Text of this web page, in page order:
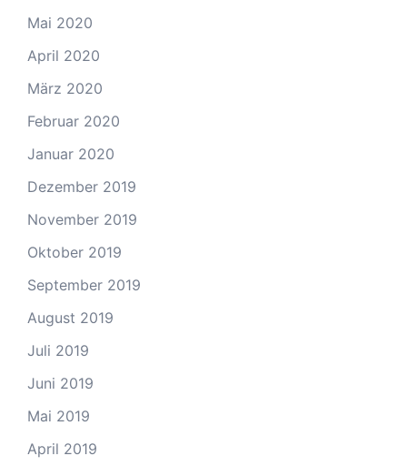
Mai 2020
April 2020
März 2020
Februar 2020
Januar 2020
Dezember 2019
November 2019
Oktober 2019
September 2019
August 2019
Juli 2019
Juni 2019
Mai 2019
April 2019